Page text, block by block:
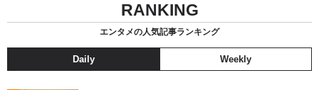
RANKING
エンタメの人気記事ランキング
Daily Weekly